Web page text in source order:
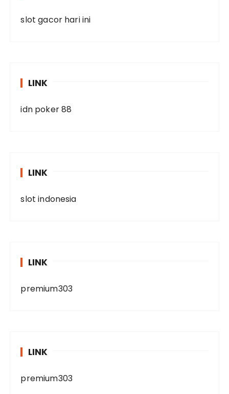
slot gacor hari ini
LINK
idn poker 88
LINK
slot indonesia
LINK
premium303
LINK
premium303